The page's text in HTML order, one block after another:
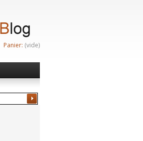
Panier: (vide)